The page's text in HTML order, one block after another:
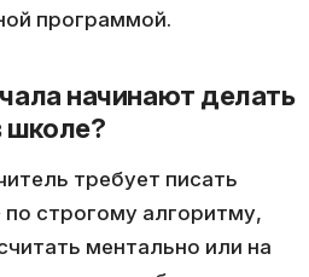
программой.
начинают делать
школе?
требует писать
строгому алгоритму,
ментально или на